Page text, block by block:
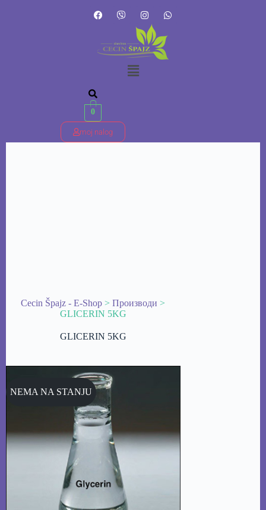
0
moj nalog
Cecin Špajz - E-Shop >Производи >
GLICERIN 5KG
GLICERIN 5KG
NEMA NA STANJU